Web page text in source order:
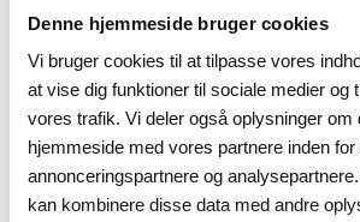
Denne hjemmeside bruger cookies
Vi bruger cookies til at tilpasse vores
at vise dig funktioner til sociale medier og
vores trafik. Vi deler også oplysninger om
hjemmeside med vores partnere inden for
annonceringspartnere og
kan kombinere disse data med andre
Pressure compensation element
condensation, Connection of the
via M5 x 1 bolt
Mindestbestellmenge: 1